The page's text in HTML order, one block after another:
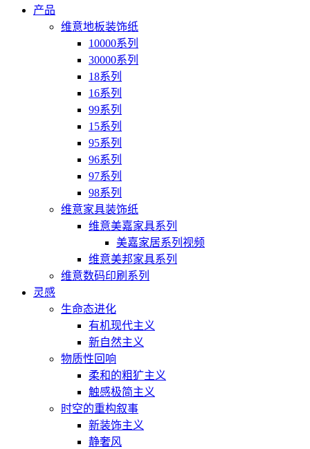
产品
维意地板装饰纸
10000系列
30000系列
18系列
16系列
99系列
15系列
95系列
96系列
97系列
98系列
维意家具装饰纸
维意美嘉家具系列
美嘉家居系列视频
维意美邦家具系列
维意数码印刷系列
灵感
生命态进化
有机现代主义
新自然主义
物质性回响
柔和的粗犷主义
触感极简主义
时空的重构叙事
新装饰主义
静奢风